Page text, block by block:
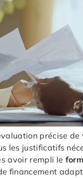
précise
les justificatifs
avoir rempli le
financement